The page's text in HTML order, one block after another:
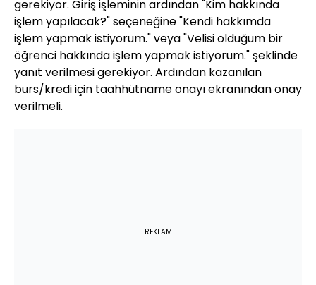
gerekiyor. Giriş işleminin ardından "Kim hakkında
işlem yapılacak?" seçeneğine "Kendi hakkımda
işlem yapmak istiyorum." veya "Velisi olduğum bir
öğrenci hakkında işlem yapmak istiyorum." şeklinde
yanıt verilmesi gerekiyor. Ardından kazanılan
burs/kredi için taahhütname onayı ekranından onay
verilmeli.
REKLAM